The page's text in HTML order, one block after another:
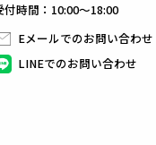
産国：日本
ットン100%
付時間：10:00～18:00
Eメールでのお問い合わせ
LINEでのお問い合わせ